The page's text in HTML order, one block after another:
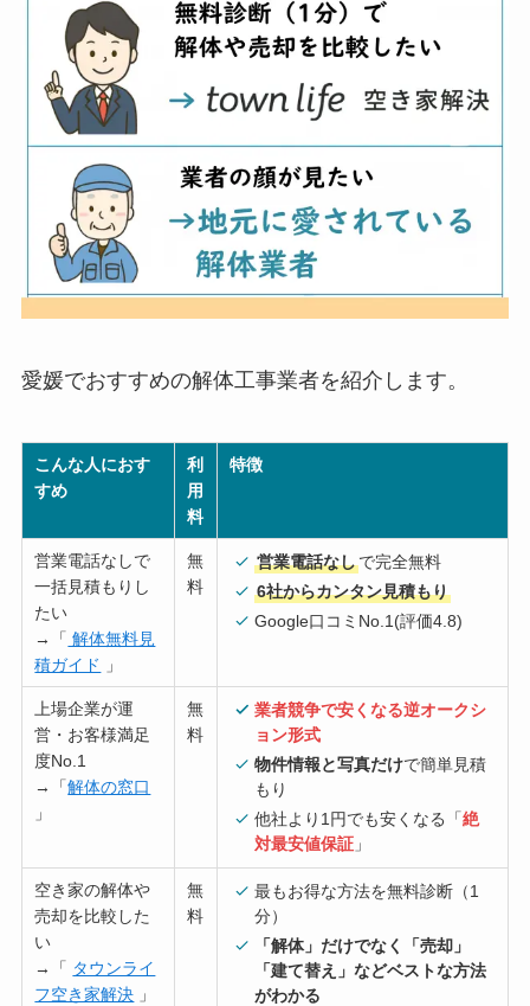
愛媛でおすすめの解体工事業者を紹介します。
こんな人におす
すめ
利
用
料
特徴
営業電話なしで
一括見積もりし
たい
→「 解体無料見
積ガイド
」
無
料
営業電話なしで完全無料
6社からカンタン見積もり
Google口コミNo.1(評価4.8)
上場企業が運
営・お客様満足
度No.1
→「解体の窓口
」
無
料
業者競争で安くなる逆オークシ
ョン形式
物件情報と写真だけで簡単見積
もり
他社より1円でも安くなる「絶
対最安値保証 」
空き家の解体や
売却を比較した
い
→「 タウンライ
フ空き家解決 」
無
料
最もお得な方法を無料診断（1
分）
「解体」だけでなく「売却」
「建て替え」などベストな方法
がわかる